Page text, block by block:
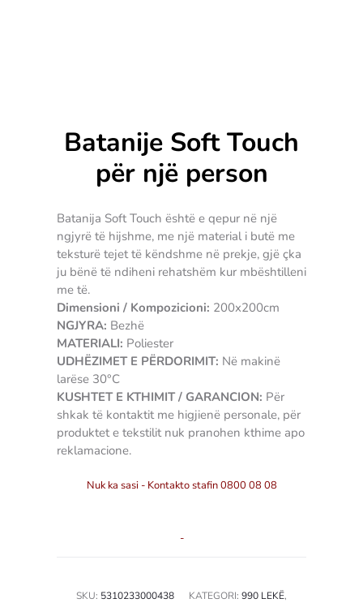
Batanije Soft Touch
për një person
Batanija Soft Touch është e qepur në një
ngjyrë të hijshme, me një material i butë me
teksturë tejet të këndshme në prekje, gjë çka
ju bënë të ndiheni rehatshëm kur mbështilleni
me të.
Dimensioni / Kompozicioni: 200x200cm
NGJYRA: Bezhë
MATERIALI: Poliester
UDHËZIMET E PËRDORIMIT: Në makinë
larëse 30°C
KUSHTET E KTHIMIT / GARANCION: Për
shkak të kontaktit me higjienë personale, për
produktet e tekstilit nuk pranohen kthime apo
reklamacione.
Nuk ka sasi - Kontakto stafin 0800 08 08
-
SKU: 5310233000438 KATEGORI: 990 LEKË,